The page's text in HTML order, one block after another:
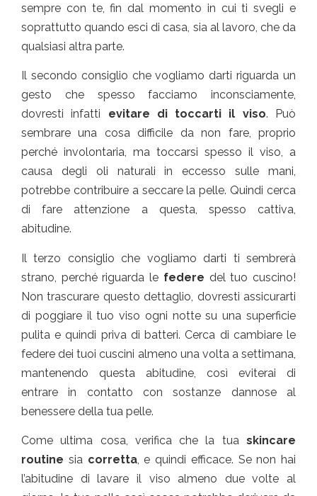
sempre con te, fin dal momento in cui ti svegli e
soprattutto quando esci di casa, sia al lavoro, che da
qualsiasi altra parte.
Il secondo consiglio che vogliamo darti riguarda un
gesto che spesso facciamo inconsciamente,
dovresti infatti evitare di toccarti il viso. Può
sembrare una cosa difficile da non fare, proprio
perché involontaria, ma toccarsi spesso il viso, a
causa degli oli naturali in eccesso sulle mani,
potrebbe contribuire a seccare la pelle. Quindi cerca
di fare attenzione a questa, spesso cattiva,
abitudine.
Il terzo consiglio che vogliamo darti ti sembrerà
strano, perché riguarda le federe del tuo cuscino!
Non trascurare questo dettaglio, dovresti assicurarti
di poggiare il tuo viso ogni notte su una superficie
pulita e quindi priva di batteri. Cerca di cambiare le
federe dei tuoi cuscini almeno una volta a settimana,
mantenendo questa abitudine, così eviterai di
entrare in contatto con sostanze dannose al
benessere della tua pelle.
Come ultima cosa, verifica che la tua skincare
routine sia corretta, e quindi efficace. Se non hai
l’abitudine di lavare il viso almeno due volte al